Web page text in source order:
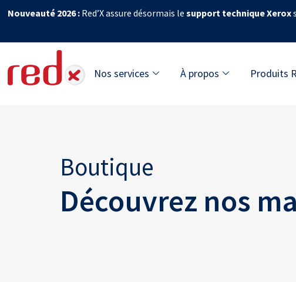
Nouveauté 2026 : Red’X assure désormais lesupport technique Xerox
Nos services À propos Produits
Boutique
Découvrez nos